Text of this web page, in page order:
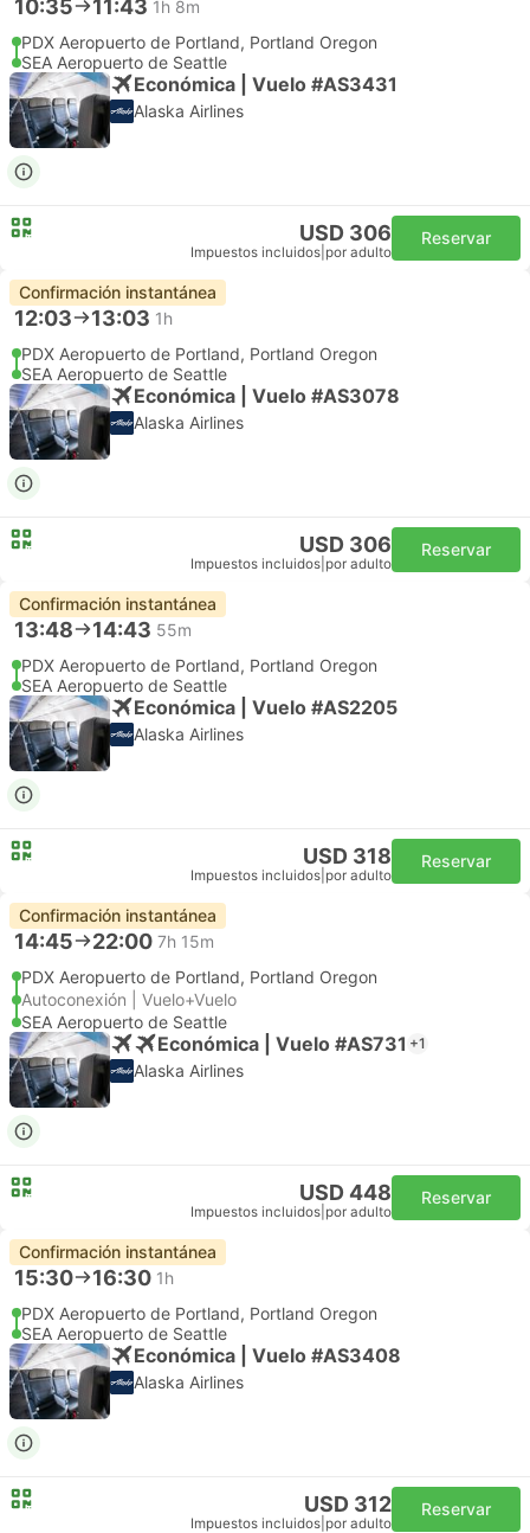
10:35 11:43 1h 8m
PDX Aeropuerto de Portland, Portland Oregon
SEA Aeropuerto de Seattle
Económica | Vuelo #AS3431
Alaska Airlines
USD 306
Impuestos incluidos por adulto
Reservar
Confirmación instantánea
12:03 13:03 1h
PDX Aeropuerto de Portland, Portland Oregon
SEA Aeropuerto de Seattle
Económica | Vuelo #AS3078
Alaska Airlines
USD 306
Impuestos incluidos por adulto
Reservar
Confirmación instantánea
13:48 14:43 55m
PDX Aeropuerto de Portland, Portland Oregon
SEA Aeropuerto de Seattle
Económica | Vuelo #AS2205
Alaska Airlines
USD 318
Impuestos incluidos por adulto
Reservar
Confirmación instantánea
14:45 22:00 7h 15m
PDX Aeropuerto de Portland, Portland Oregon
Autoconexión | Vuelo+Vuelo
SEA Aeropuerto de Seattle
Económica | Vuelo #AS731 +1
Alaska Airlines
USD 448
Impuestos incluidos por adulto
Reservar
Confirmación instantánea
15:30 16:30 1h
PDX Aeropuerto de Portland, Portland Oregon
SEA Aeropuerto de Seattle
Económica | Vuelo #AS3408
Alaska Airlines
USD 312
Impuestos incluidos por adulto
Reservar